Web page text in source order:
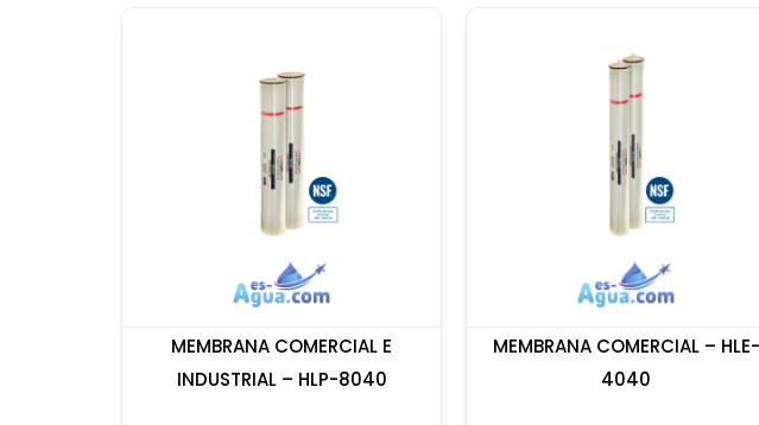
MEMBRANA COMERCIAL E
INDUSTRIAL – HLP-8040
MEMBRANA COMERCIAL – HLE-
4040